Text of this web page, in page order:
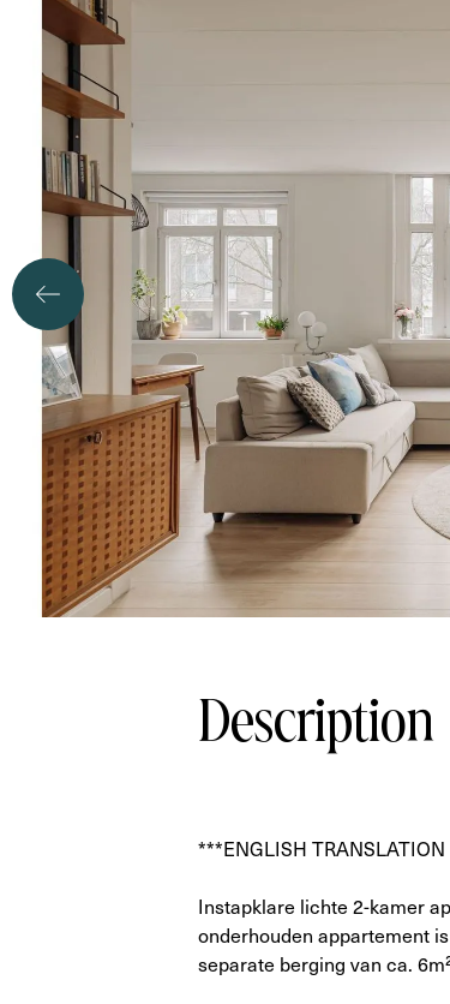
Description
***ENGLISH
Instapklare lichte 2-kamer
onderhouden appartement
separate berging van ca.